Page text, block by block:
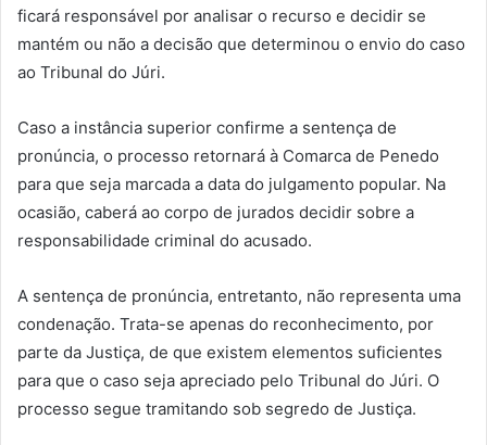
ficará responsável por analisar o recurso e decidir se
mantém ou não a decisão que determinou o envio do caso
ao Tribunal do Júri.
Caso a instância superior confirme a sentença de
pronúncia, o processo retornará à Comarca de Penedo
para que seja marcada a data do julgamento popular. Na
ocasião, caberá ao corpo de jurados decidir sobre a
responsabilidade criminal do acusado.
A sentença de pronúncia, entretanto, não representa uma
condenação. Trata-se apenas do reconhecimento, por
parte da Justiça, de que existem elementos suficientes
para que o caso seja apreciado pelo Tribunal do Júri. O
processo segue tramitando sob segredo de Justiça.